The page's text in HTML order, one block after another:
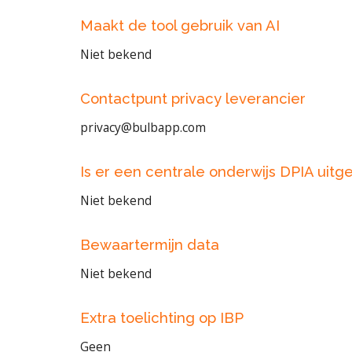
Maakt de tool gebruik van AI
Niet bekend
Contactpunt privacy leverancier
privacy@bulbapp.com
Is er een centrale onderwijs DPIA
Niet bekend
Bewaartermijn data
Niet bekend
Extra toelichting op IBP
Geen